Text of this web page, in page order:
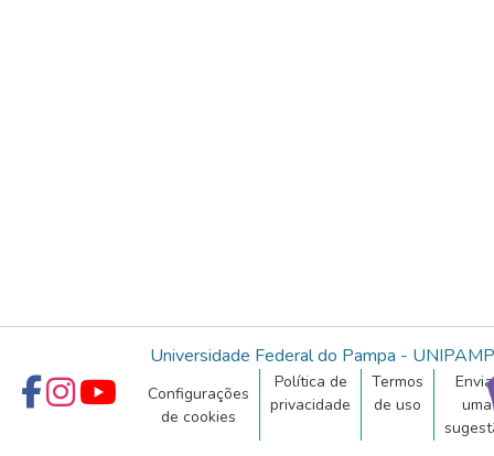
Universidade Federal do Pampa -
Configurações
de cookies
Política de
privacidade
Termos
de uso
uma